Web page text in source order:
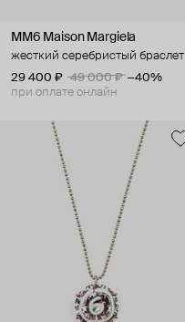
MM6 Maison Margiela
жесткий серебристый браслет
29 400 ₽
49 000 ₽ −40%
при оплате онлайн